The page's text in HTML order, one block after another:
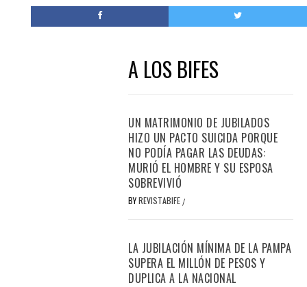
A LOS BIFES
UN MATRIMONIO DE JUBILADOS
HIZO UN PACTO SUICIDA PORQUE
NO PODÍA PAGAR LAS DEUDAS:
MURIÓ EL HOMBRE Y SU ESPOSA
SOBREVIVIÓ
BYREVISTABIFE /
LA JUBILACIÓN MÍNIMA DE LA PAMPA
SUPERA EL MILLÓN DE PESOS Y
DUPLICA A LA NACIONAL